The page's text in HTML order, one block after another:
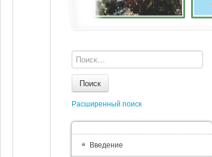
Поиск
Расширенный поиск
Введение